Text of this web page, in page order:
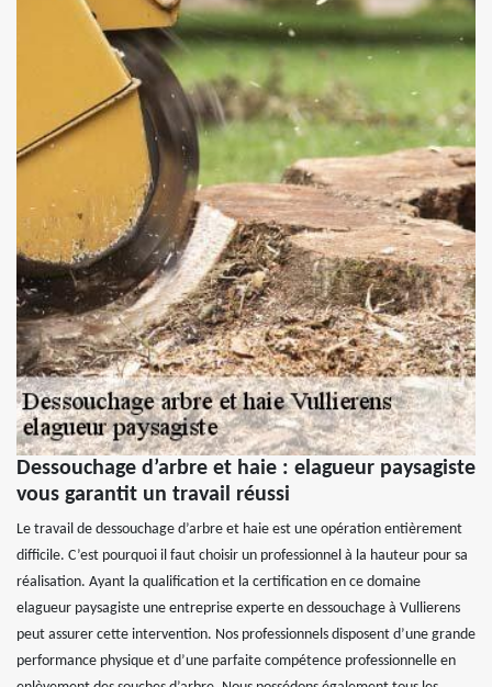
Dessouchage d’arbre et haie : elagueur paysagiste
vous garantit un travail réussi
Le travail de dessouchage d’arbre et haie est une opération entièrement
difficile. C’est pourquoi il faut choisir un professionnel à la hauteur pour sa
réalisation. Ayant la qualification et la certification en ce domaine
elagueur paysagiste une entreprise experte en dessouchage à Vullierens
peut assurer cette intervention. Nos professionnels disposent d’une grande
performance physique et d’une parfaite compétence professionnelle en